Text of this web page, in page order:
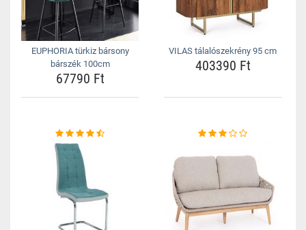
EUPHORIA türkiz bársony
bárszék 100cm
67790 Ft
VILAS tálalószekrény 95 cm
403390 Ft